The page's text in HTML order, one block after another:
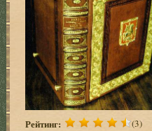
Рейтинг: (3)